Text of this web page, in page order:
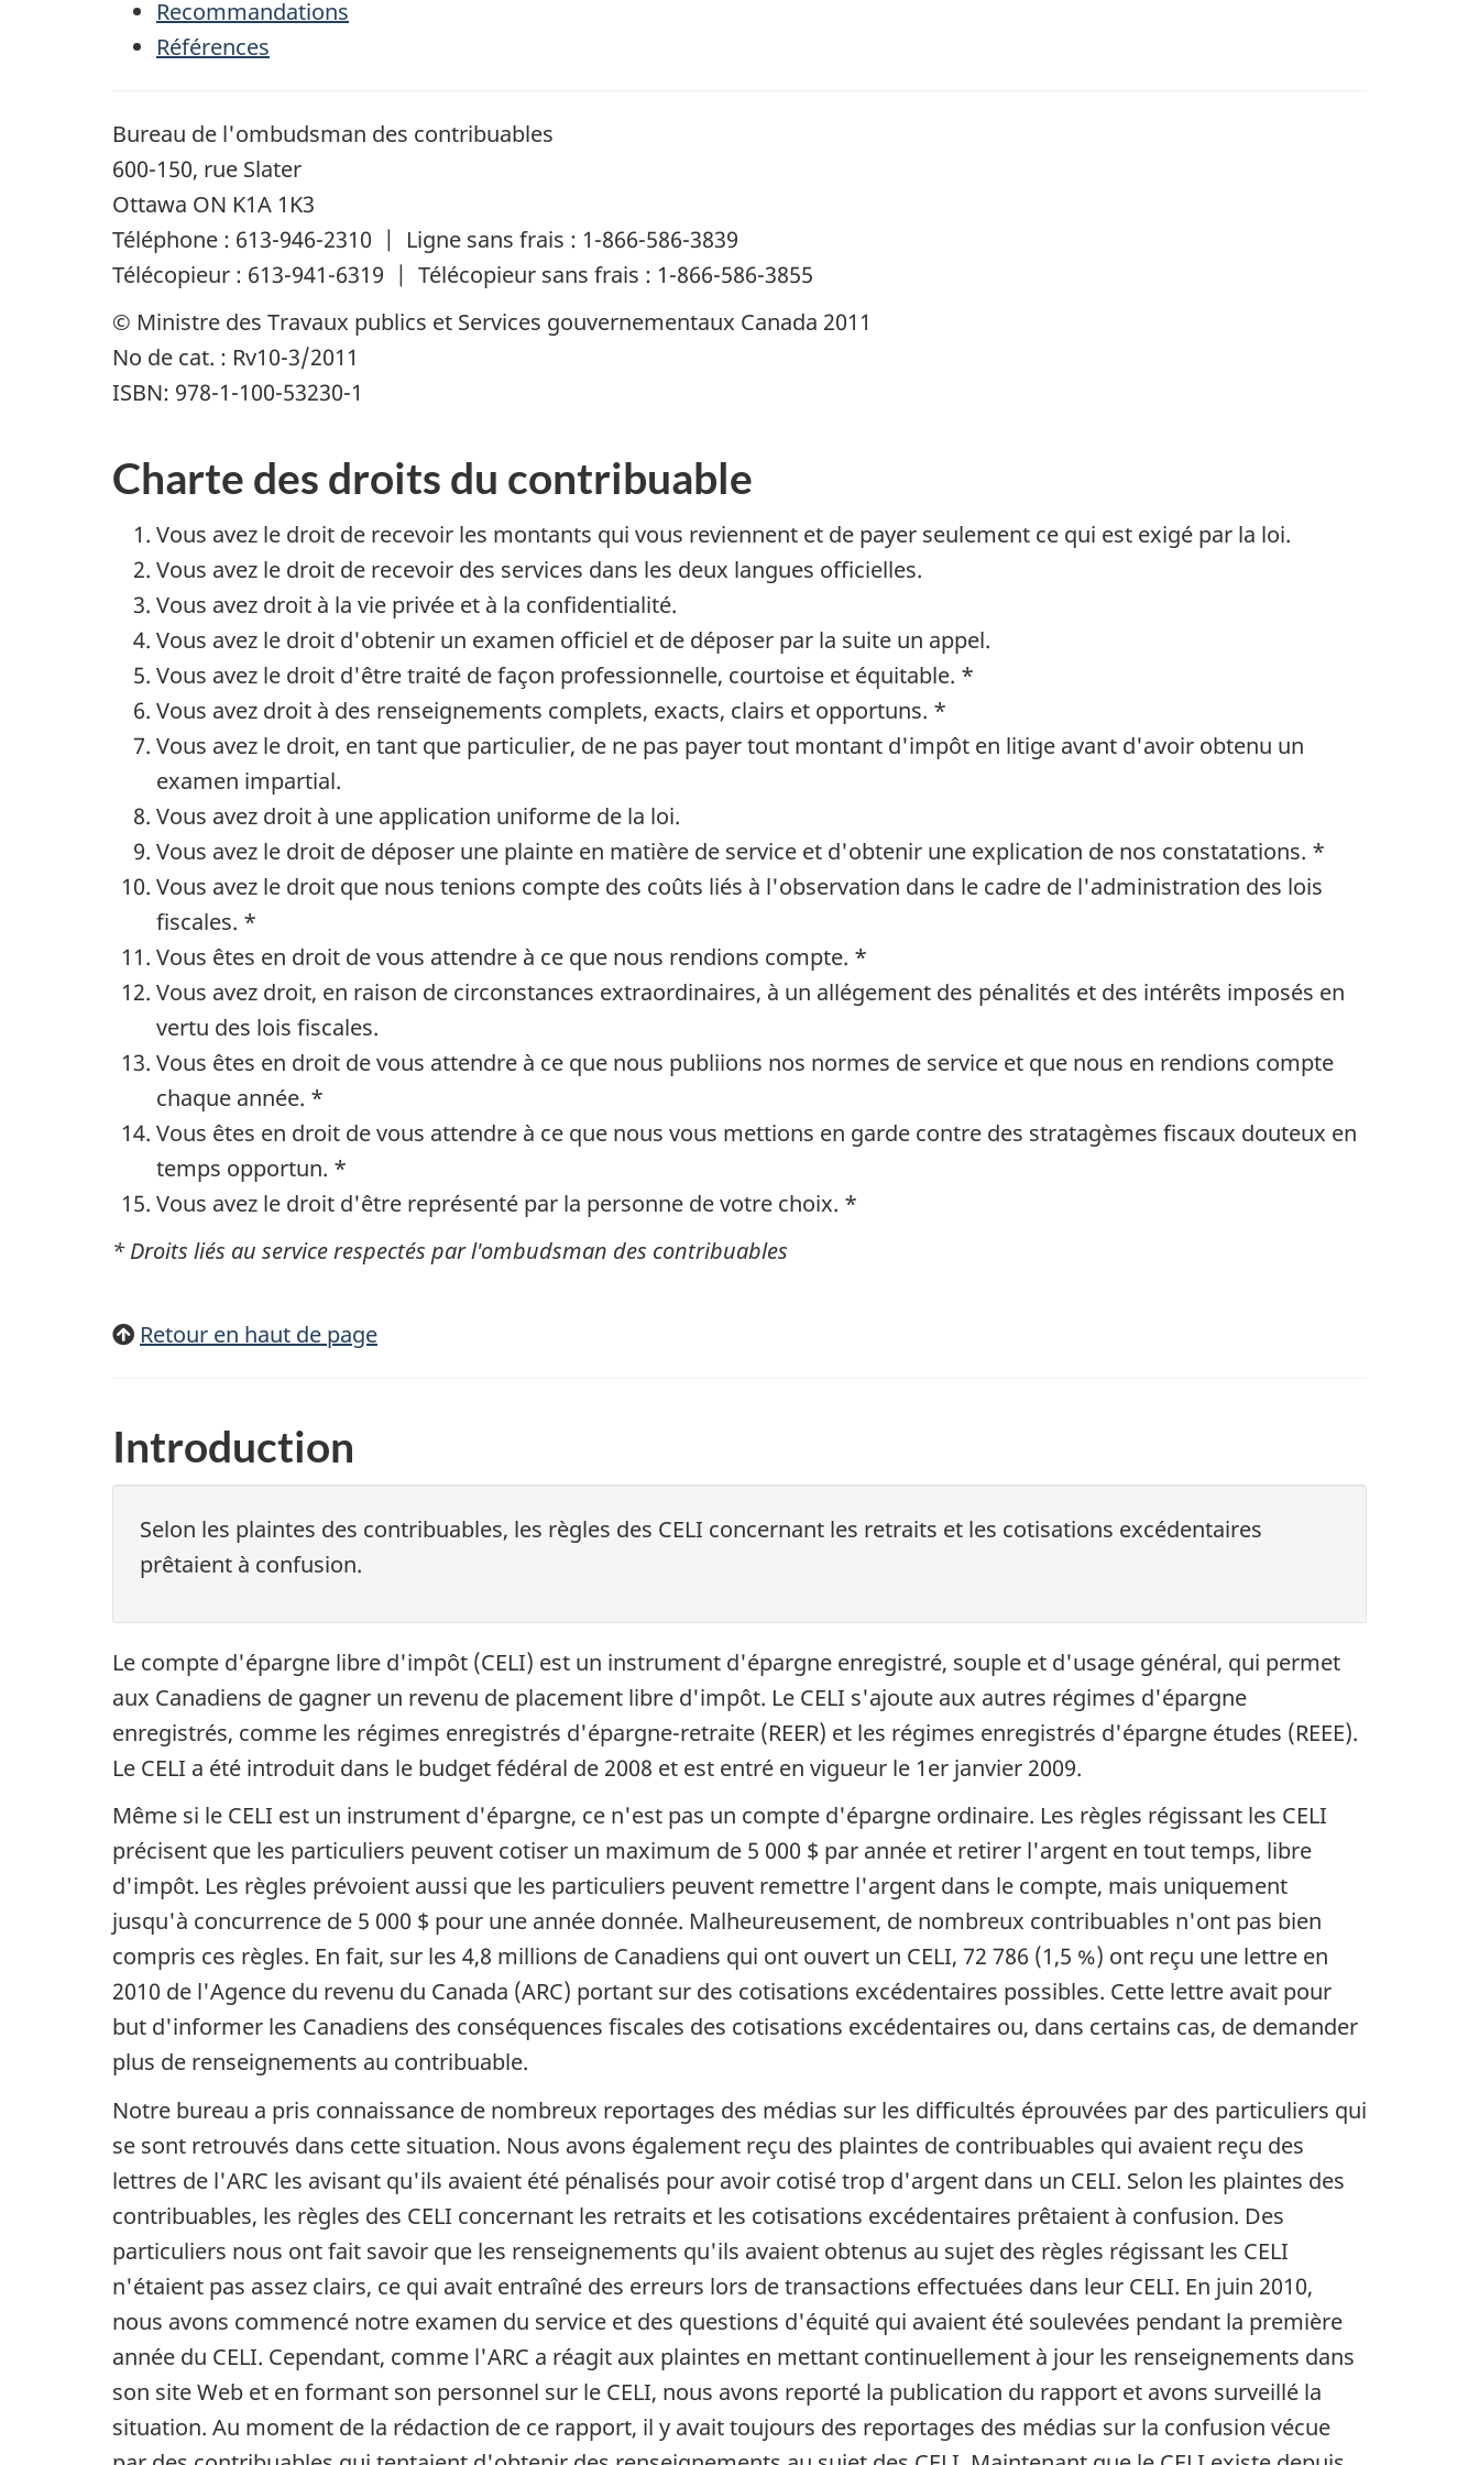
Recommandations
Références
Bureau de l'ombudsman des contribuables
600-150, rue Slater
Ottawa ON K1A 1K3
Téléphone : 613-946-2310 | Ligne sans frais : 1-866-586-3839
Télécopieur : 613-941-6319 | Télécopieur sans frais : 1-866-586-3855
© Ministre des Travaux publics et Services gouvernementaux Canada 2011
No de cat. : Rv10-3/2011
ISBN: 978-1-100-53230-1
Charte des droits du contribuable
Vous avez le droit de recevoir les montants qui vous reviennent et de payer seulement ce qui est exigé par la loi.
Vous avez le droit de recevoir des services dans les deux langues officielles.
Vous avez droit à la vie privée et à la confidentialité.
Vous avez le droit d'obtenir un examen officiel et de déposer par la suite un appel.
Vous avez le droit d'être traité de façon professionnelle, courtoise et équitable. *
Vous avez droit à des renseignements complets, exacts, clairs et opportuns. *
Vous avez le droit, en tant que particulier, de ne pas payer tout montant d'impôt en litige avant d'avoir obtenu un
examen impartial.
Vous avez droit à une application uniforme de la loi.
Vous avez le droit de déposer une plainte en matière de service et d'obtenir une explication de nos constatations. *
Vous avez le droit que nous tenions compte des coûts liés à l'observation dans le cadre de l'administration des lois
fiscales. *
Vous êtes en droit de vous attendre à ce que nous rendions compte. *
Vous avez droit, en raison de circonstances extraordinaires, à un allégement des pénalités et des intérêts imposés en
vertu des lois fiscales.
Vous êtes en droit de vous attendre à ce que nous publiions nos normes de service et que nous en rendions compte
chaque année. *
Vous êtes en droit de vous attendre à ce que nous vous mettions en garde contre des stratagèmes fiscaux douteux en
temps opportun. *
Vous avez le droit d'être représenté par la personne de votre choix. *
* Droits liés au service respectés par l'ombudsman des contribuables
Retour en haut de page
Introduction
Selon les plaintes des contribuables, les règles des CELI concernant les retraits et les cotisations excédentaires
prêtaient à confusion.
Le compte d'épargne libre d'impôt (CELI) est un instrument d'épargne enregistré, souple et d'usage général, qui permet
aux Canadiens de gagner un revenu de placement libre d'impôt. Le CELI s'ajoute aux autres régimes d'épargne
enregistrés, comme les régimes enregistrés d'épargne-retraite (REER) et les régimes enregistrés d'épargne études (REEE).
Le CELI a été introduit dans le budget fédéral de 2008 et est entré en vigueur le 1er janvier 2009.
Même si le CELI est un instrument d'épargne, ce n'est pas un compte d'épargne ordinaire. Les règles régissant les CELI
précisent que les particuliers peuvent cotiser un maximum de 5 000 $ par année et retirer l'argent en tout temps, libre
d'impôt. Les règles prévoient aussi que les particuliers peuvent remettre l'argent dans le compte, mais uniquement
jusqu'à concurrence de 5 000 $ pour une année donnée. Malheureusement, de nombreux contribuables n'ont pas bien
compris ces règles. En fait, sur les 4,8 millions de Canadiens qui ont ouvert un CELI, 72 786 (1,5 %) ont reçu une lettre en
2010 de l'Agence du revenu du Canada (ARC) portant sur des cotisations excédentaires possibles. Cette lettre avait pour
but d'informer les Canadiens des conséquences fiscales des cotisations excédentaires ou, dans certains cas, de demander
plus de renseignements au contribuable.
Notre bureau a pris connaissance de nombreux reportages des médias sur les difficultés éprouvées par des particuliers qui
se sont retrouvés dans cette situation. Nous avons également reçu des plaintes de contribuables qui avaient reçu des
lettres de l'ARC les avisant qu'ils avaient été pénalisés pour avoir cotisé trop d'argent dans un CELI. Selon les plaintes des
contribuables, les règles des CELI concernant les retraits et les cotisations excédentaires prêtaient à confusion. Des
particuliers nous ont fait savoir que les renseignements qu'ils avaient obtenus au sujet des règles régissant les CELI
n'étaient pas assez clairs, ce qui avait entraîné des erreurs lors de transactions effectuées dans leur CELI. En juin 2010,
nous avons commencé notre examen du service et des questions d'équité qui avaient été soulevées pendant la première
année du CELI. Cependant, comme l'ARC a réagit aux plaintes en mettant continuellement à jour les renseignements dans
son site Web et en formant son personnel sur le CELI, nous avons reporté la publication du rapport et avons surveillé la
situation. Au moment de la rédaction de ce rapport, il y avait toujours des reportages des médias sur la confusion vécue